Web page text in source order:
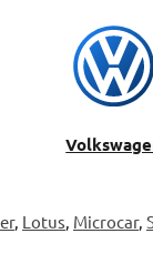
, Lotus, Microcar,